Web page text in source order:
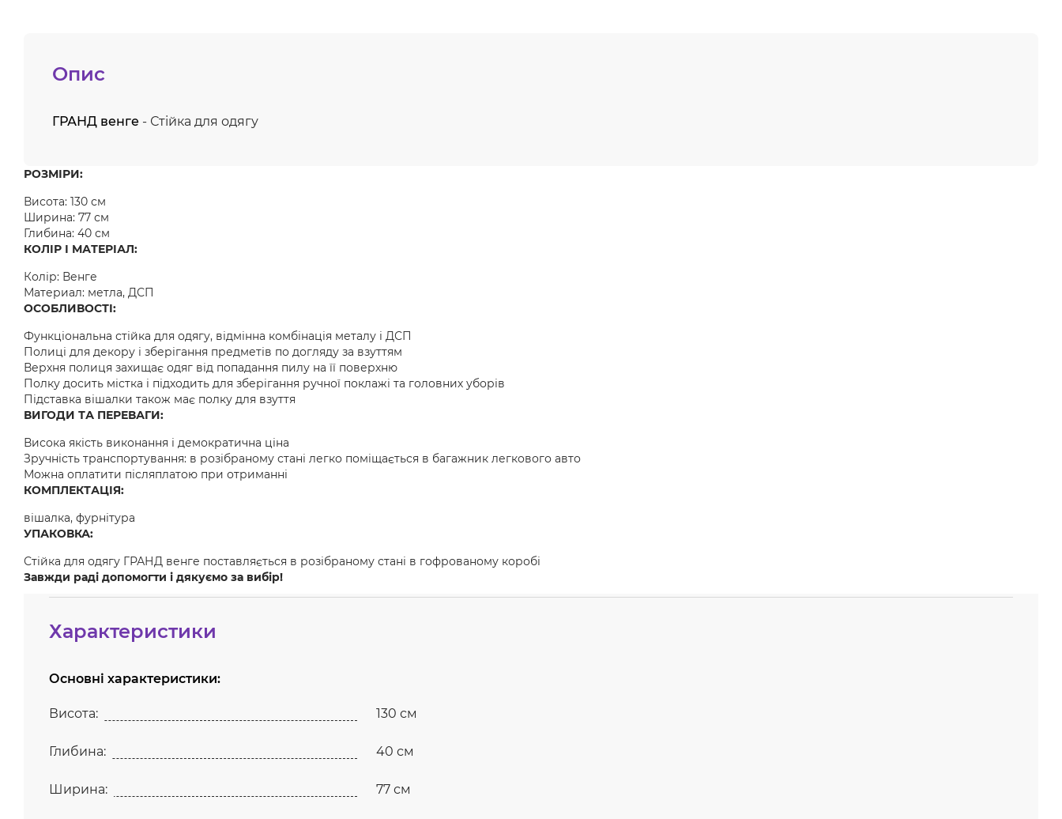
Опис
ГРАНД венге - Стійка для одягу
РОЗМІРИ:
Висота: 130 см
Ширина: 77 см
Глибина: 40 см
КОЛІР І МАТЕРІАЛ:
Колір: Венге
Материал: метла, ДСП
ОСОБЛИВОСТІ:
Функціональна стійка для одягу, відмінна комбінація металу і ДСП
Полиці для декору і зберігання предметів по догляду за взуттям
Верхня полиця захищає одяг від попадання пилу на її поверхню
Полку досить містка і підходить для зберігання ручної поклажі та головних уборів
Підставка вішалки також має полку для взуття
ВИГОДИ ТА ПЕРЕВАГИ:
Висока якість виконання і демократична ціна
Зручність транспортування: в розібраному стані легко поміщається в багажник легкового авто
Можна оплатити післяплатою при отриманні
КОМПЛЕКТАЦІЯ:
вішалка, фурнітура
УПАКОВКА:
Стійка для одягу ГРАНД венге поставляється в розібраному стані в гофрованому коробі
Завжди раді допомогти і дякуємо за вибір!
Характеристики
Основні характеристики:
Висота: 130 см
Глибина: 40 см
Ширина: 77 см